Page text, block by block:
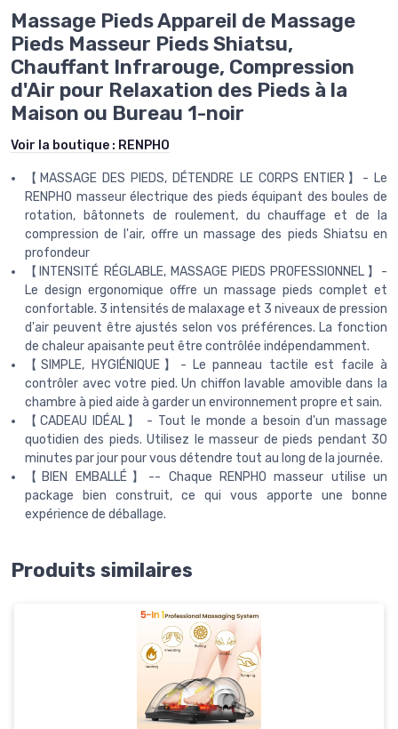
Massage Pieds Appareil de Massage
Pieds Masseur Pieds Shiatsu,
Chauffant Infrarouge, Compression
d'Air pour Relaxation des Pieds à la
Maison ou Bureau 1-noir
Voir la boutique : RENPHO
【MASSAGE DES PIEDS, DÉTENDRE LE CORPS ENTIER】- Le
RENPHO masseur électrique des pieds équipant des boules de
rotation, bâtonnets de roulement, du chauffage et de la
compression de l'air, offre un massage des pieds Shiatsu en
profondeur
【INTENSITÉ RÉGLABLE, MASSAGE PIEDS PROFESSIONNEL】-
Le design ergonomique offre un massage pieds complet et
confortable. 3 intensités de malaxage et 3 niveaux de pression
d'air peuvent être ajustés selon vos préférences. La fonction
de chaleur apaisante peut être contrôlée indépendamment.
【SIMPLE, HYGIÉNIQUE】- Le panneau tactile est facile à
contrôler avec votre pied. Un chiffon lavable amovible dans la
chambre à pied aide à garder un environnement propre et sain.
【CADEAU IDÉAL】 - Tout le monde a besoin d'un massage
quotidien des pieds. Utilisez le masseur de pieds pendant 30
minutes par jour pour vous détendre tout au long de la journée.
【BIEN EMBALLÉ】-- Chaque RENPHO masseur utilise un
package bien construit, ce qui vous apporte une bonne
expérience de déballage.
Produits similaires